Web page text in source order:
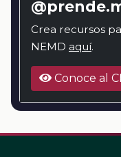
Crea recursos
NEMD aquí.
Conoce al